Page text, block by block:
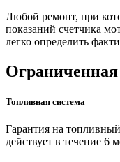
Любой ремонт, при
показаний счетчика
легко определить
Ограниченная
Топливная система
Гарантия на
действует в течение 6